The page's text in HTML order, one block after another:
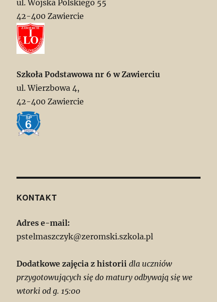
ul. Wojska Polskiego 55
42-400 Zawiercie
Szkoła Podstawowa nr 6 w Zawierciu
ul. Wierzbowa 4,
42-400 Zawiercie
KONTAKT
Adres e-mail:
pstelmaszczyk@zeromski.szkola.pl
Dodatkowe zajęcia z historii dla uczniów
przygotowujących się do matury odbywają się we
wtorki od g. 15:00